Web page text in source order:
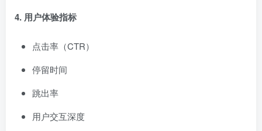
4. 用户体验指标
点击率（CTR）
停留时间
跳出率
用户交互深度